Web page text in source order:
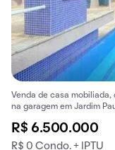
Venda de casa mobiliada,
na garagem em Jardim
R$ 6.500.000
R$ 0 Condo. + IPTU